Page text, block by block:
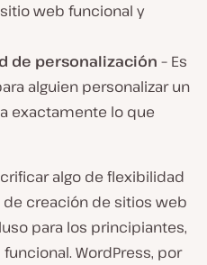
web funcional y
de personalización – Es
alguien personalizar un
exactamente lo que
algo de flexibilidad
creación de sitios web
para los principiantes,
WordPress, por